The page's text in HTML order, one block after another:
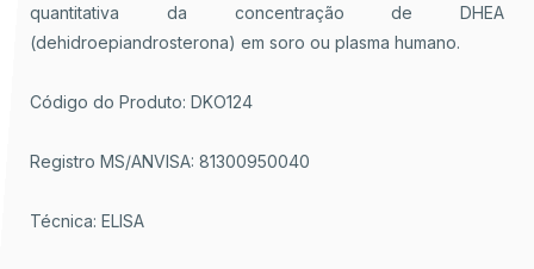
quantitativa da concentração de DHEA
(dehidroepiandrosterona) em soro ou plasma humano.
Código do Produto: DKO124
Registro MS/ANVISA: 81300950040
Técnica: ELISA